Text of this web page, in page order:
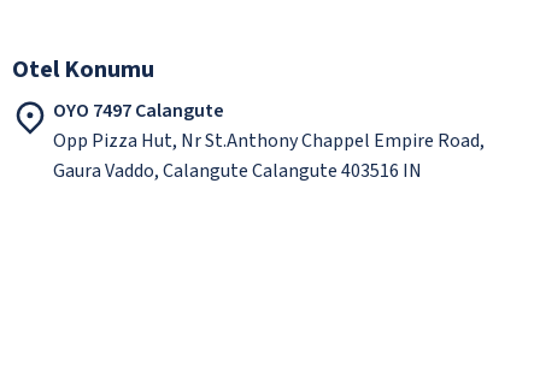
Otel Konumu
OYO 7497 Calangute
Opp Pizza Hut, Nr St.Anthony Chappel Empire Road,
Gaura Vaddo, Calangute Calangute 403516 IN